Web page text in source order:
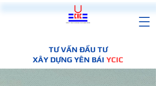
TƯ VẤN ĐẦU TƯ
XÂY DỰNG YÊN BÁI YCIC